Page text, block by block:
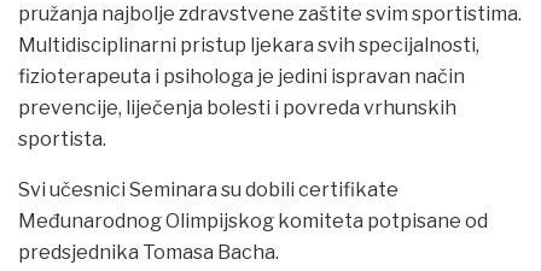
pružanja najbolje zdravstvene zaštite svim sportistima.
Multidisciplinarni pristup ljekara svih specijalnosti,
fizioterapeuta i psihologa je jedini ispravan način
prevencije, liječenja bolesti i povreda vrhunskih
sportista.
Svi učesnici Seminara su dobili certifikate
Međunarodnog Olimpijskog komiteta potpisane od
predsjednika Tomasa Bacha.